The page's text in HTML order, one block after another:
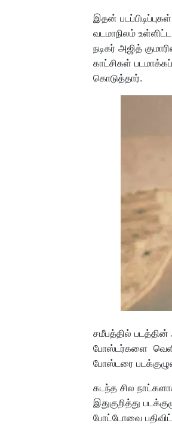
இதன்
வடமாநிலம்
நடிகர் அஜித்
காட்சிகள்
கொடுத்தார்.
சமீபத்தில்
போஸ்டர்களை
போஸ்டரை
கடந்த சில
இதுகுறித்து
போட்டோவை